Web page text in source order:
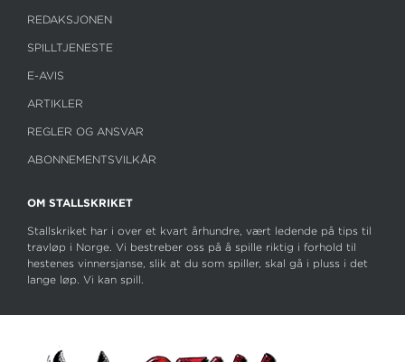
REDAKSJONEN
SPILLTJENESTE
E-AVIS
ARTIKLER
REGLER OG ANSVAR
ABONNEMENTSVILKÅR
OM STALLSKRIKET
Stallskriket har i over et kvart århundre, vært ledende på tips til
travløp i Norge. Vi bestreber oss på å spille riktig i forhold til
hestenes vinnersjanse, slik at du som spiller, skal gå i pluss i det
lange løp. Vi kan spill.